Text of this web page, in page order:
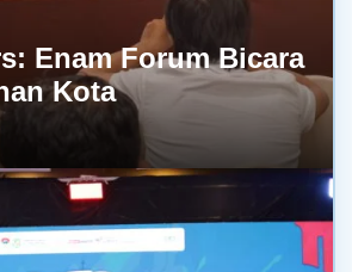
Enam Forum Bicara
Kota